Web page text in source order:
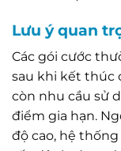
Lưu ý quan
Các gói cước
sau khi kết thúc
còn nhu cầu sử
điểm gia hạn.
độ cao, hệ